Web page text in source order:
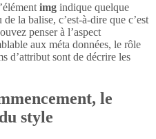
img indique quelque
la balise, c’est-à-dire que c’est
penser à l’aspect
aux méta données, le rôle
d’attribut sont de décrire les
le
style